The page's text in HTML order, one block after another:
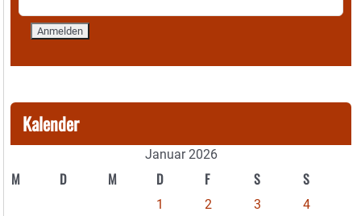
Kalender
Januar 2026
M D M D F S S
1 2 3
4